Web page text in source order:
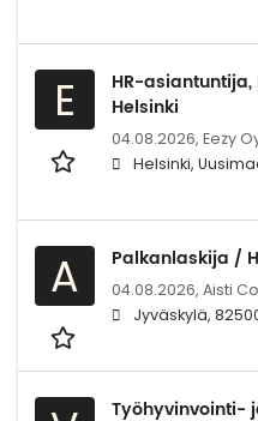
E
HR-
Helsinki
04.08.2026, Eezy
Helsinki,
A Palkanlaskija /
04.08.2026, Aisti
Jyväskylä,
Työhyvinvointi-